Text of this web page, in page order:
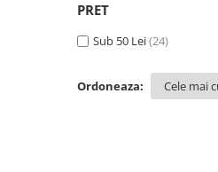
Publicistica / Reportaje / Interviuri
PRET
Sub 50 Lei(24)
Ordoneaza: